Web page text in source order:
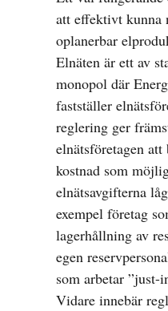
att effektivt kunna
oplanerbar
Elnäten är ett av
monopol där
fastställer
reglering ger
elnätsföretagen
kostnad som
elnätsavgifterna
exempel företag
lagerhållning av
egen
som arbetar ”just-
Vidare innebär